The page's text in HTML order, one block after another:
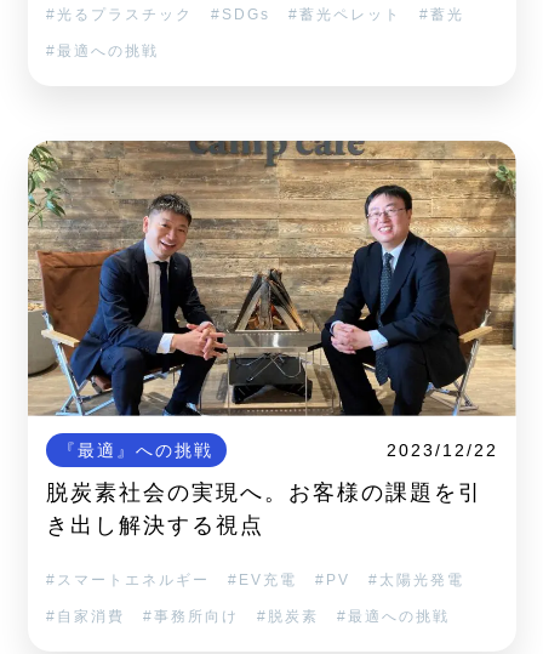
光るプラスチック SDGs 蓄光ペレット 蓄光
最適への挑戦
『最適』への挑戦 2023/12/22
脱炭素社会の実現へ。お客様の課題を引
き出し解決する視点
スマートエネルギー EV充電 PV 太陽光発電
自家消費 事務所向け 脱炭素 最適への挑戦